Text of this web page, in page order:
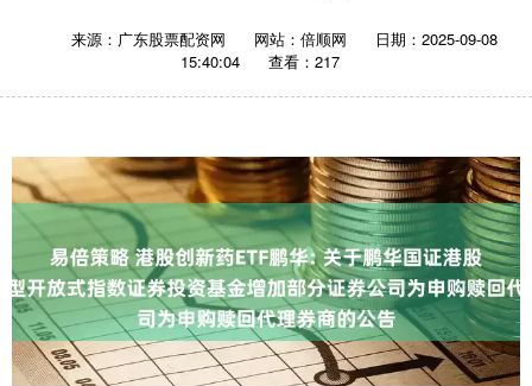
来源：广东股票配资网 网站：倍顺网
日期：2025-09-08
15:40:04
查看：217